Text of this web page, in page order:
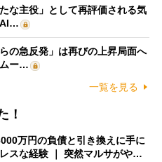
な主役」として再評価される気
AI…
の急反発」は再びの上昇局面へ
ー…
一覧を見る
！
万円の負債と引き換えに手に
スな経験 ｜ 突然マルサがや…